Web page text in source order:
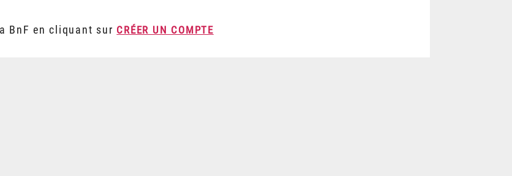
BnF en cliquant sur CRÉER UN COMPTE